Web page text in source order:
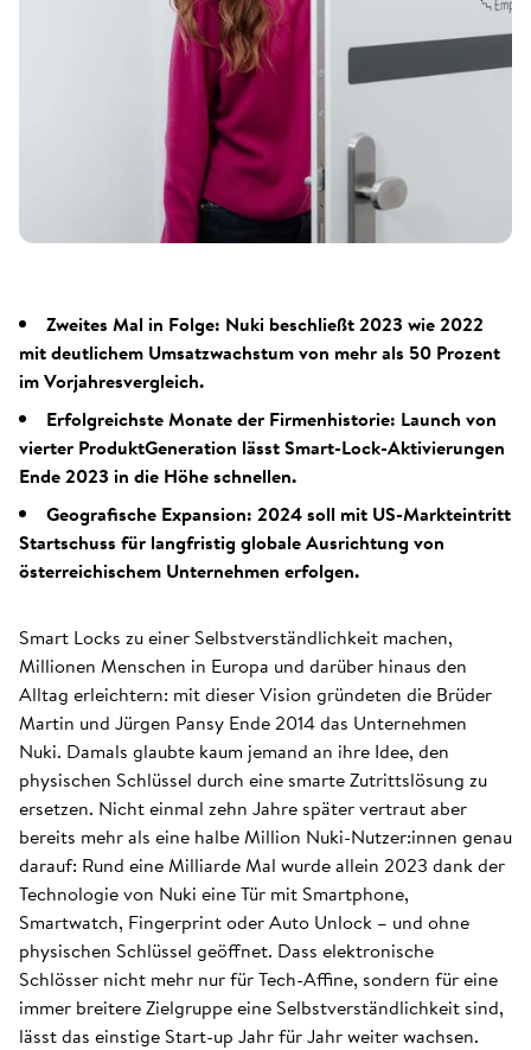
Zweites Mal in Folge: Nuki beschließt 2023 wie 2022
mit deutlichem Umsatzwachstum von mehr als 50 Prozent
im Vorjahresvergleich.
Erfolgreichste Monate der Firmenhistorie: Launch von
vierter ProduktGeneration lässt Smart-Lock-Aktivierungen
Ende 2023 in die Höhe schnellen.
Geografische Expansion: 2024 soll mit US-Markteintritt
Startschuss für langfristig globale Ausrichtung von
österreichischem Unternehmen erfolgen.
Smart Locks zu einer Selbstverständlichkeit machen,
Millionen Menschen in Europa und darüber hinaus den
Alltag erleichtern: mit dieser Vision gründeten die Brüder
Martin und Jürgen Pansy Ende 2014 das Unternehmen
Nuki. Damals glaubte kaum jemand an ihre Idee, den
physischen Schlüssel durch eine smarte Zutrittslösung zu
ersetzen. Nicht einmal zehn Jahre später vertraut aber
bereits mehr als eine halbe Million Nuki-Nutzer:innen genau
darauf: Rund eine Milliarde Mal wurde allein 2023 dank der
Technologie von Nuki eine Tür mit Smartphone,
Smartwatch, Fingerprint oder Auto Unlock – und ohne
physischen Schlüssel geöffnet. Dass elektronische
Schlösser nicht mehr nur für Tech-Affine, sondern für eine
immer breitere Zielgruppe eine Selbstverständlichkeit sind,
lässt das einstige Start-up Jahr für Jahr weiter wachsen.